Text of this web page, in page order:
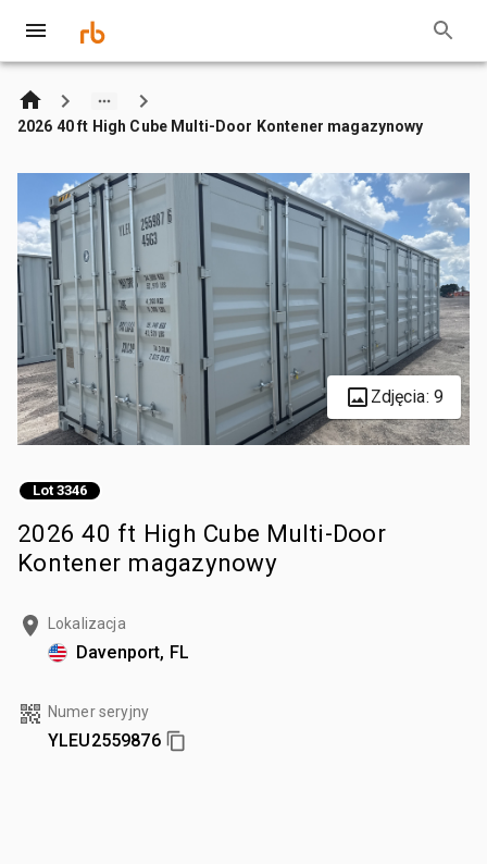
2026 40 ft High Cube Multi-Door Kontener magazynowy
Zdjęcia: 9
Lot 3346
2026 40 ft High Cube Multi-Door
Kontener magazynowy
Lokalizacja
Davenport, FL
Numer seryjny
YLEU2559876